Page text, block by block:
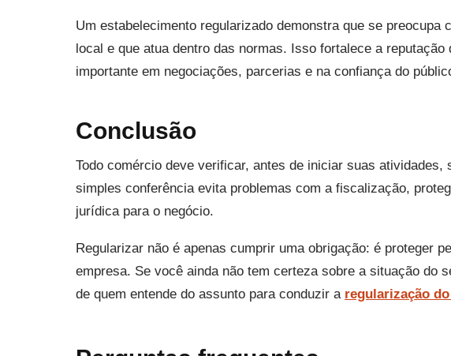
Um estabelecimento regularizado demonstra que se preocupa
local e que atua dentro das normas. Isso fortalece a
importante em negociações, parcerias e na confiança do
Conclusão
Todo comércio deve verificar, antes de iniciar suas atividades,
simples conferência evita problemas com a fiscalização,
jurídica para o negócio.
Regularizar não é apenas cumprir uma obrigação: é proteger
empresa. Se você ainda não tem certeza sobre a situação do
de quem entende do assunto para conduzir a regularização do